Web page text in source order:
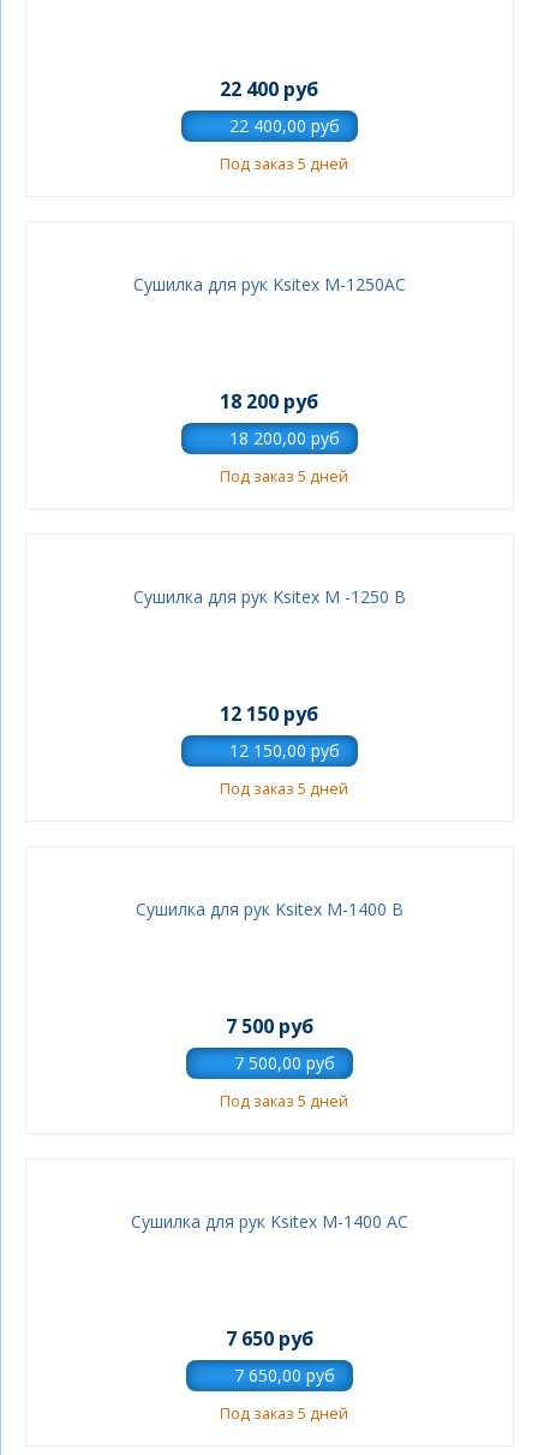
22 400 руб
Под заказ 5 дней
Сушилка для рук Ksitex М-1250АС
18 200 руб
Под заказ 5 дней
Сушилка для рук Ksitex М -1250 В
12 150 руб
Под заказ 5 дней
Сушилка для рук Ksitex M-1400 В
7 500 руб
Под заказ 5 дней
Сушилка для рук Ksitex M-1400 АС
7 650 руб
Под заказ 5 дней